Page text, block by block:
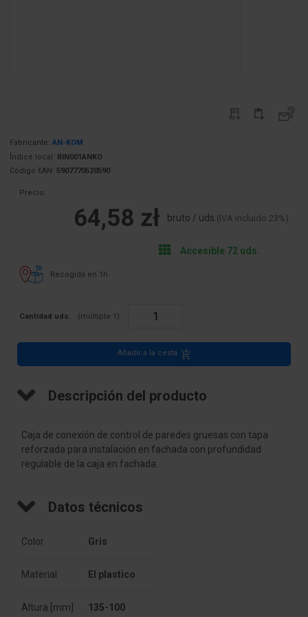
Fabricante: AN-KOM
Índice local: RIN001ANKO
Código EAN: 5907770520590
Precio:
64,58 zł bruto / uds.(IVA incluido 23%)
Accesible 72 uds.
Recogida en 1h
Cantidad uds. (múltiple:1 )
Añadir a la cesta
Descripción del producto
Caja de conexión de control de paredes gruesas con tapa
reforzada para instalación en fachada con profundidad
regulable de la caja en fachada.
Datos técnicos
Color Gris
Material El plastico
Altura [mm] 135-100